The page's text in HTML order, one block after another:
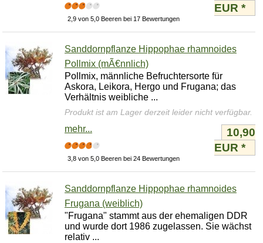
2,9 von 5,0 Beeren bei 17 Bewertungen
EUR*
Sanddornpflanze Hippophae rhamnoides
Pollmix (mÃ€nnlich)
Pollmix, männliche Befruchtersorte für
Askora, Leikora, Hergo und Frugana; das
Verhältnis weibliche ...
Produkt ist am Lager derzeit leider nicht verfügbar.
mehr...
3,8 von 5,0 Beeren bei 24 Bewertungen
10,90
EUR*
Sanddornpflanze Hippophae rhamnoides
Frugana (weiblich)
"Frugana" stammt aus der ehemaligen DDR
und wurde dort 1986 zugelassen. Sie wächst
relativ ...